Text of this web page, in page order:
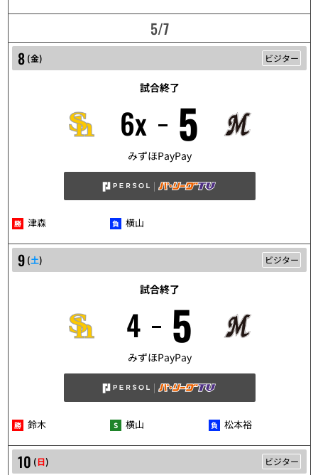
5/7
8 (金) ビジター
試合終了
6x 5
みずほPayPay
津森 横山
9 (土) ビジター
試合終了
4 5
みずほPayPay
鈴木 横山 松本裕
10 (日) ビジター